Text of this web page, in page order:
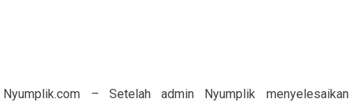
Nyumplik.com – Setelah admin Nyumplik menyelesaikan